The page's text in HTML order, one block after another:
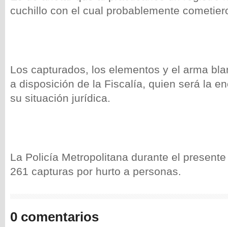
cuchillo con el cual probablemente
Los capturados, los elementos y el arma
a disposición de la Fiscalía, quien será la
su situación jurídica.
La Policía Metropolitana durante el
261 capturas por hurto a personas.
0 comentarios